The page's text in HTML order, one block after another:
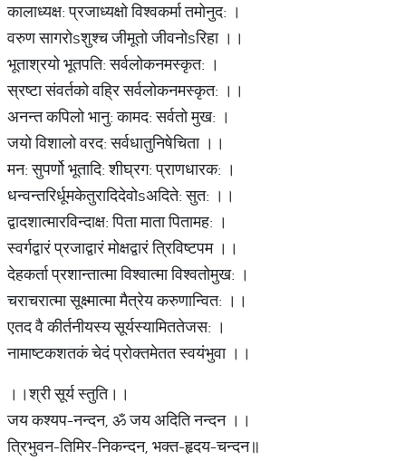
कालाध्यक्ष: प्रजाध्यक्षो विश्वकर्मा तमोनुद: ।
वरुण सागरोsशुश्च जीमूतो जीवनोsरिहा ।।
भूताश्रयो भूतपति: सर्वलोकनमस्कृत: ।
स्रष्टा संवर्तको वह्रि सर्वलोकनमस्कृत: ।।
अनन्त कपिलो भानु: कामद: सर्वतो मुख: ।
जयो विशालो वरद: सर्वधातुनिषेचिता ।।
मन: सुपर्णो भूतादि: शीघ्रग: प्राणधारक: ।
धन्वन्तरिर्धूमकेतुरादिदेवोsअदिते: सुत: ।।
द्वादशात्मारविन्दाक्ष: पिता माता पितामह: ।
स्वर्गद्वारं प्रजाद्वारं मोक्षद्वारं त्रिविष्टपम ।।
देहकर्ता प्रशान्तात्मा विश्वात्मा विश्वतोमुख: ।
चराचरात्मा सूक्ष्मात्मा मैत्रेय करुणान्वित: ।।
एतद वै कीर्तनीयस्य सूर्यस्यामिततेजस: ।
नामाष्टकशतकं चेदं प्रोक्तमेतत स्वयंभुवा ।।
।।श्री सूर्य स्तुति।।
जय कश्यप-नन्दन, ॐ जय अदिति नन्दन ।।
त्रिभुवन-तिमिर-निकन्दन, भक्त-हृदय-चन्दन॥